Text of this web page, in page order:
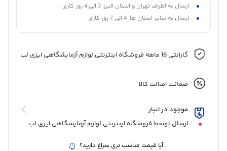
ارسال به اطراف تهران و استان البرز: 3 الی 4 روز کاری
ارسال به سایر استان ها: 4 الی 7 روز کاری
گارانتی 18 ماهه فروشگاه اینترنتی لوازم آزمایشگاهی ایزی لب
ضمانت اصالت کالا
موجود در انبار
ارسال توسط فروشگاه اینترنتی لوازم آزمایشگاهی ایزی لب
آیا قیمت مناسب تری سراغ دارید؟